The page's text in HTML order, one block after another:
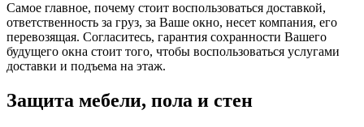
Самое главное, почему стоит воспользоваться доставкой,
ответственность за груз, за Ваше окно, несет компания, его
перевозящая. Согласитесь, гарантия сохранности Вашего
будущего окна стоит того, чтобы воспользоваться услугами
доставки и подъема на этаж.
Защита мебели, пола и стен